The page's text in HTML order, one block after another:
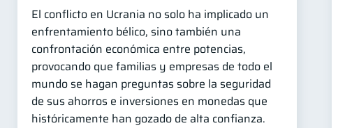
El conflicto en Ucrania no solo ha implicado un
enfrentamiento bélico, sino también una
confrontación económica entre potencias,
provocando que familias y empresas de todo el
mundo se hagan preguntas sobre la seguridad
de sus ahorros e inversiones en monedas que
históricamente han gozado de alta confianza.